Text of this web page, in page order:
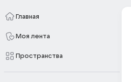
Главная
Моя лента
Пространства